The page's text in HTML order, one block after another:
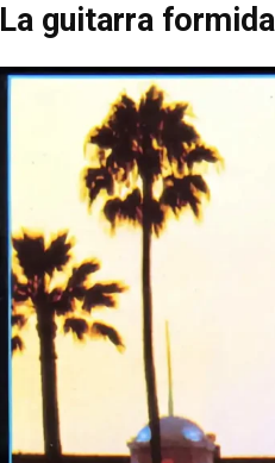
La guitarra